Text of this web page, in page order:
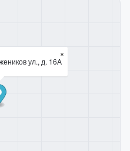
ул., д. 16А
×